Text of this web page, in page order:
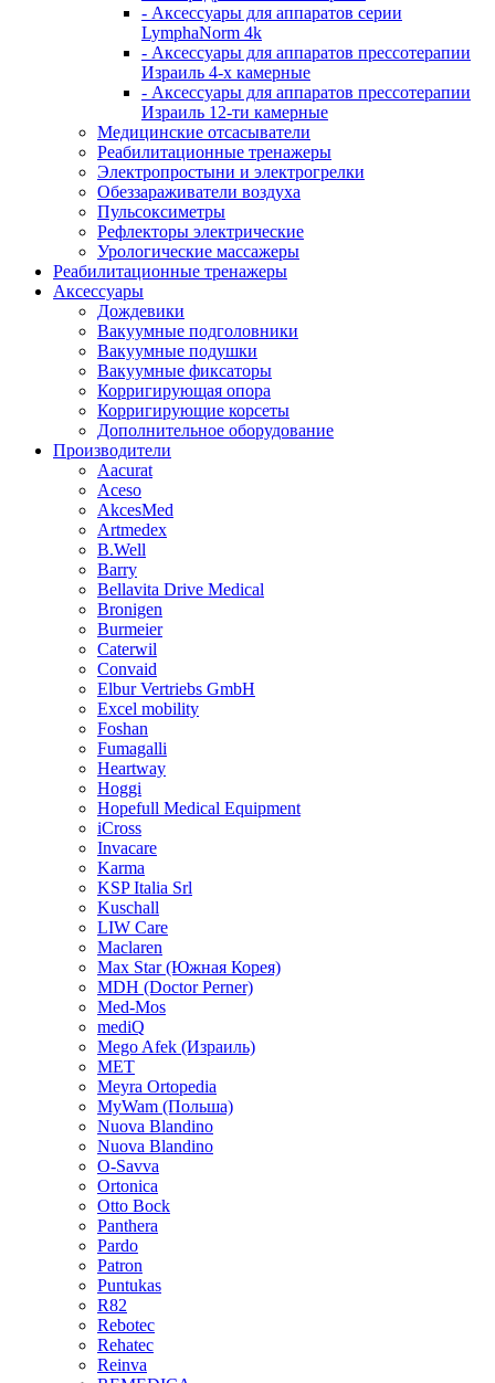
- Аксессуары для аппаратов серии
LymphaNorm 4k
- Аксессуары для аппаратов прессотерапии
Израиль 4-х камерные
- Аксессуары для аппаратов прессотерапии
Израиль 12-ти камерные
Медицинские отсасыватели
Реабилитационные тренажеры
Электропростыни и электрогрелки
Обеззараживатели воздуха
Пульсоксиметры
Рефлекторы электрические
Урологические массажеры
Реабилитационные тренажеры
Аксессуары
Дождевики
Вакуумные подголовники
Вакуумные подушки
Вакуумные фиксаторы
Корригирующая опора
Корригирующие корсеты
Дополнительное оборудование
Производители
Aacurat
Aceso
AkcesMed
Artmedex
B.Well
Barry
Bellavita Drive Medical
Bronigen
Burmeier
Caterwil
Convaid
Elbur Vertriebs GmbH
Excel mobility
Foshan
Fumagalli
Heartway
Hoggi
Hopefull Medical Equipment
iCross
Invacare
Karma
KSP Italia Srl
Kuschall
LIW Care
Maclaren
Max Star (Южная Корея)
MDH (Doctor Perner)
Med-Mos
mediQ
Mego Afek (Израиль)
MET
Meyra Ortopedia
MyWam (Польша)
Nuova Blandino
Nuova Blandino
O-Savva
Ortonica
Otto Bock
Panthera
Pardo
Patron
Puntukas
R82
Rebotec
Rehatec
Reinva